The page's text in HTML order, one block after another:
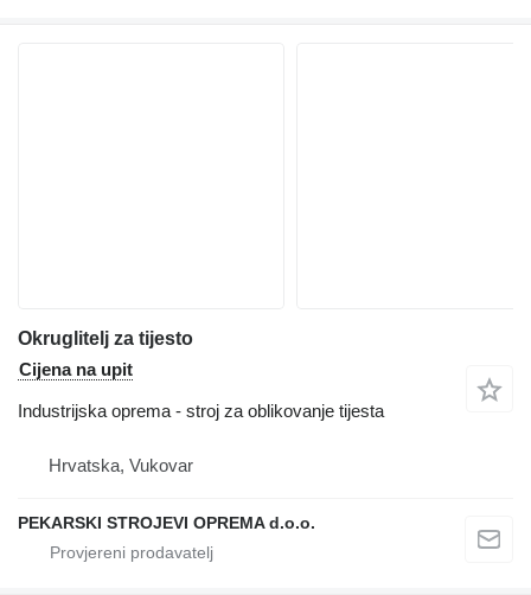
Okruglitelj za tijesto
Cijena na upit
Industrijska oprema - stroj za oblikovanje tijesta
Hrvatska, Vukovar
PEKARSKI STROJEVI OPREMA d.o.o.